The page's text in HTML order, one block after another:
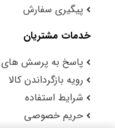
پیگیری سفارش
خدمات مشتریان
پاسخ به پرسش های
رویه بازگرداندن کالا
شرایط استفاده
حریم خصوصی